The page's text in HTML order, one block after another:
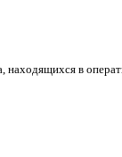
находящихся в